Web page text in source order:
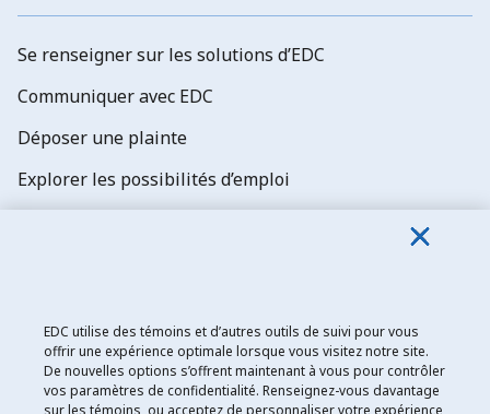
Se renseigner sur les solutions d’EDC
Communiquer avec EDC
Déposer une plainte
Explorer les possibilités d’emploi
Exportation et développement Canada
EDC utilise des témoins et d’autres outils de suivi pour vous
offrir une expérience optimale lorsque vous visitez notre site.
De nouvelles options s’offrent maintenant à vous pour contrôler
vos paramètres de confidentialité. Renseignez-vous davantage
sur les témoins, ou acceptez de personnaliser votre expérience